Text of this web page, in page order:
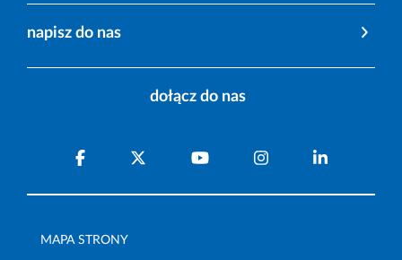
napisz do nas
dołącz do nas
MAPA STRONY